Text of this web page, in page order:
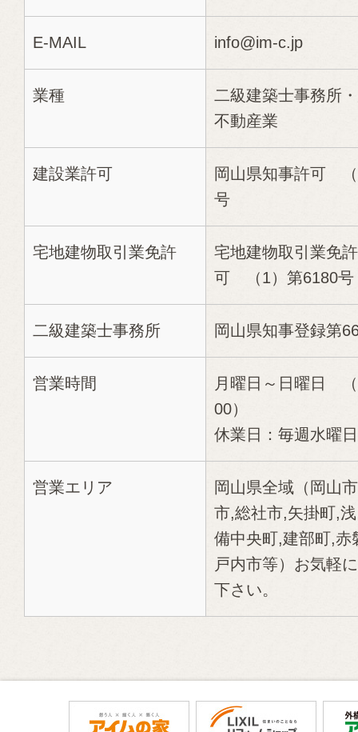
E-MAIL info@im-c.jp
業種
二級建築士事務所
不動産業
建設業許可
岡山県知事許可
号
宅地建物取引業免許
宅地建物取引業免
可 （1）第6180号
二級建築士事務所 岡山県知事登録第
営業時間
月曜日～日曜日
00）
休業日：毎週水曜
営業エリア
岡山県全域（岡山
市,総社市,矢掛町,
備中央町,建部町,赤
戸内市等）お気軽
下さい。